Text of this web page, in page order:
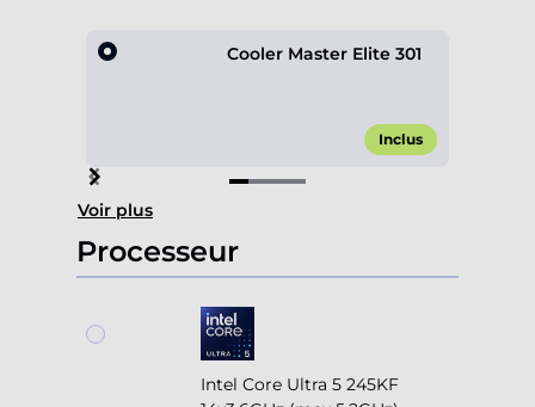
Cooler Master Elite 301
Inclus
Item
1
of
4
Voir plus
Processeur
Intel Core Ultra 5 245KF